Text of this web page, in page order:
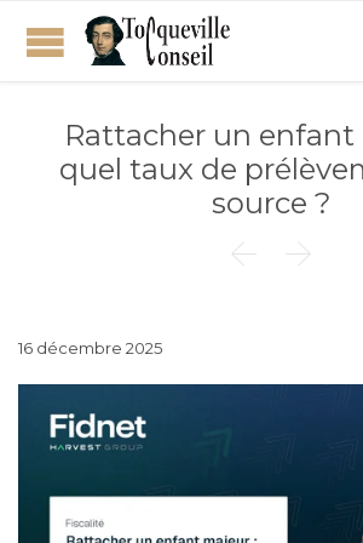
Rattacher un enfant
quel taux de
source ?
 
16 décembre 2025